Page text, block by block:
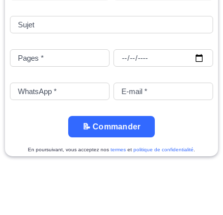
📝 Commander
En poursuivant, vous acceptez nos termes et politique de confidentialité